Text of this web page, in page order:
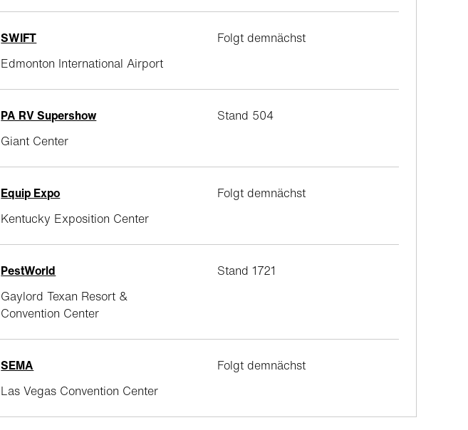
SWIFT
Edmonton International Airport
Folgt demnächst
PA RV Supershow
Giant Center
Stand 504
Equip Expo
Kentucky Exposition Center
Folgt demnächst
PestWorld
Gaylord Texan Resort &
Convention Center
Stand 1721
SEMA
Las Vegas Convention Center
Folgt demnächst